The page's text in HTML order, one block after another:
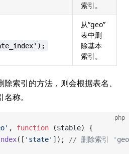
索引。
从“geo”
表中删
除基本
索引。
索引的方法，则会根据表名、
称。
php
, function ($table) {
([ 'state' ]);
// 删除索引